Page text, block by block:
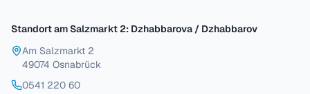
Standort am Salzmarkt 2: Dzhabbarova / Dzhabbarov
Am Salzmarkt 2
49074 Osnabrück
0541 220 60